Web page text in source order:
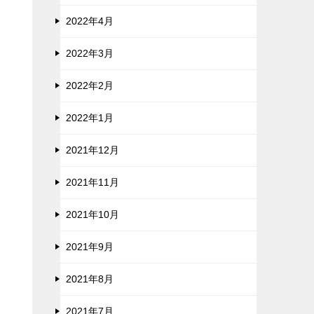
2022年4月
2022年3月
2022年2月
2022年1月
2021年12月
2021年11月
2021年10月
2021年9月
2021年8月
2021年7月